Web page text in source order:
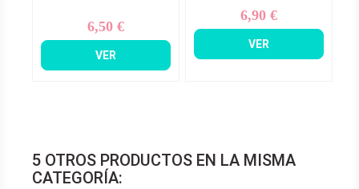
Precio
6,50 €
VER
Precio
6,90 €
VER
5 OTROS PRODUCTOS EN LA MISMA
CATEGORÍA: